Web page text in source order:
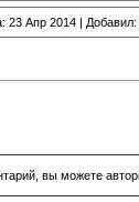
23 Апр 2014 | Добавил:
вы можете